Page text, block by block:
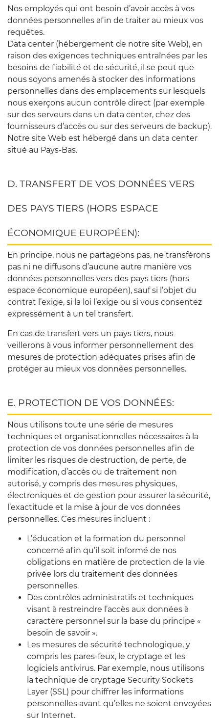
Nos employés qui ont besoin d’avoir accès à vos
données personnelles afin de traiter au mieux vos
requêtes.
Data center (hébergement de notre site Web), en
raison des exigences techniques entraînées par les
besoins de fiabilité et de sécurité, il se peut que
nous soyons amenés à stocker des informations
personnelles dans des emplacements sur lesquels
nous exerçons aucun contrôle direct (par exemple
sur des serveurs dans un data center, chez des
fournisseurs d’accès ou sur des serveurs de backup).
Notre site Web est hébergé dans un data center
situé au Pays-Bas.
D. TRANSFERT DE VOS DONNÉES VERS
DES PAYS TIERS (HORS ESPACE
ÉCONOMIQUE EUROPÉEN):
En principe, nous ne partageons pas, ne transférons
pas ni ne diffusons d’aucune autre manière vos
données personnelles vers des pays tiers (hors
espace économique européen), sauf si l’objet du
contrat l’exige, si la loi l’exige ou si vous consentez
expressément à un tel transfert.
En cas de transfert vers un pays tiers, nous
veillerons à vous informer personnellement des
mesures de protection adéquates prises afin de
protéger au mieux vos données personnelles.
E. PROTECTION DE VOS DONNÉES:
Nous utilisons toute une série de mesures
techniques et organisationnelles nécessaires à la
protection de vos données personnelles afin de
limiter les risques de destruction, de perte, de
modification, d’accès ou de traitement non
autorisé, y compris des mesures physiques,
électroniques et de gestion pour assurer la sécurité,
l’exactitude et la mise à jour de vos données
personnelles. Ces mesures incluent :
L’éducation et la formation du personnel
concerné afin qu’il soit informé de nos
obligations en matière de protection de la vie
privée lors du traitement des données
personnelles.
Des contrôles administratifs et techniques
visant à restreindre l’accès aux données à
caractère personnel sur la base du principe «
besoin de savoir ».
Les mesures de sécurité technologique, y
compris les pares-feux, le cryptage et les
logiciels antivirus. Par exemple, nous utilisons
la technique de cryptage Security Sockets
Layer (SSL) pour chiffrer les informations
personnelles avant qu’elles ne soient envoyées
sur Internet.